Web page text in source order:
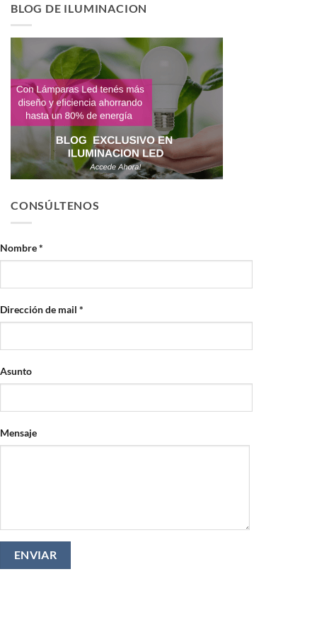
BLOG DE ILUMINACION
CONSÚLTENOS
Nombre *
Dirección de mail *
Asunto
Mensaje